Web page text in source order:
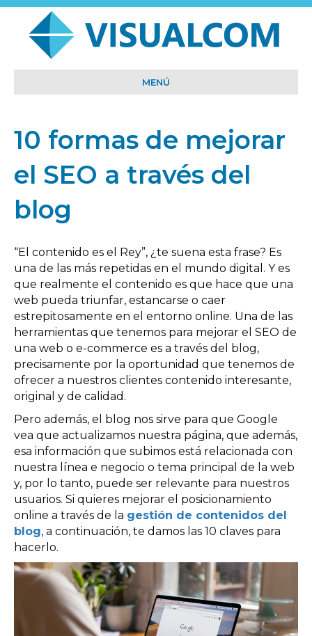
MENÚ
10 formas de mejorar
el SEO a través del
blog
“El contenido es el Rey”, ¿te suena esta frase? Es
una de las más repetidas en el mundo digital. Y es
que realmente el contenido es que hace que una
web pueda triunfar, estancarse o caer
estrepitosamente en el entorno online. Una de las
herramientas que tenemos para mejorar el SEO de
una web o e-commerce es a través del blog,
precisamente por la oportunidad que tenemos de
ofrecer a nuestros clientes contenido interesante,
original y de calidad.
Pero además, el blog nos sirve para que Google
vea que actualizamos nuestra página, que además,
esa información que subimos está relacionada con
nuestra línea e negocio o tema principal de la web
y, por lo tanto, puede ser relevante para nuestros
usuarios. Si quieres mejorar el posicionamiento
online a través de la gestión de contenidos del
blog, a continuación, te damos las 10 claves para
hacerlo.